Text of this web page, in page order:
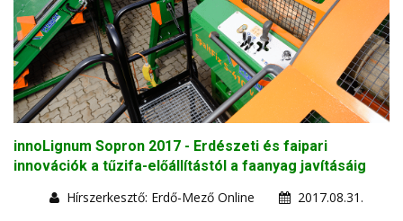
innoLignum Sopron 2017 - Erdészeti és faipari
innovációk a tűzifa-előállítástól a faanyag javításáig
Hírszerkesztő: Erdő-Mező Online
2017.08.31.